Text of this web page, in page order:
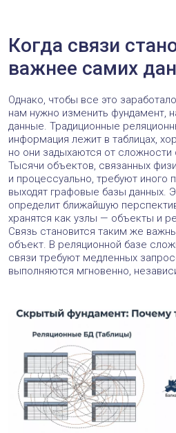
Когда связи
важнее самих
Однако, чтобы все это
нам нужно изменить фундамент,
данные. Традиционные
информация лежит в таблицах,
но они задыхаются от сложности
Тысячи объектов, связанных
и процессуально, требуют иного
выходят графовые базы данных.
определит ближайшую
хранятся как узлы — объекты и
Связь становится таким же
объект. В реляционной базе
связи требуют медленных
выполняются мгновенно,